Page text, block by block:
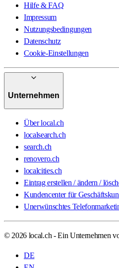
Hilfe & FAQ
Impressum
Nutzungsbedingungen
Datenschutz
Cookie-Einstellungen
Unternehmen
Über local.ch
localsearch.ch
search.ch
renovero.ch
localcities.ch
Eintrag erstellen / ändern /
Kundencenter für
Unerwünschtes
© 2026 local.ch - Ein Unternehmen
DE